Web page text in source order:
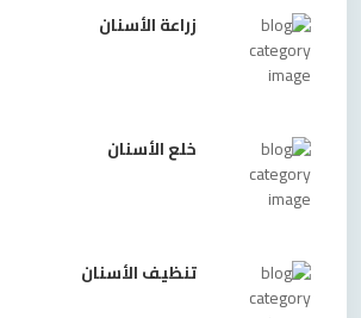
زراعة الأسنان
خلع الأسنان
تنظيف الأسنان